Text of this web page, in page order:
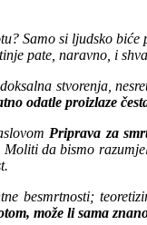
Samo si ljudsko
pate, naravno, i
stvorenja,
odatle proizlaze
Priprava za
da bismo
besmrtnosti;
može li sama